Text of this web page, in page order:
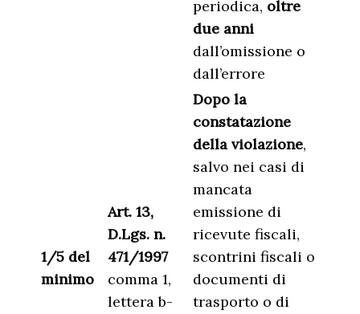
periodica, oltre
due anni
dall’omissione o
dall’errore
1/5 del
minimo
Art. 13,
D.Lgs. n.
471/1997
comma 1,
lettera b-
Dopo la
constatazione
della violazione,
salvo nei casi di
mancata
emissione di
ricevute fiscali,
scontrini fiscali o
documenti di
trasporto o di